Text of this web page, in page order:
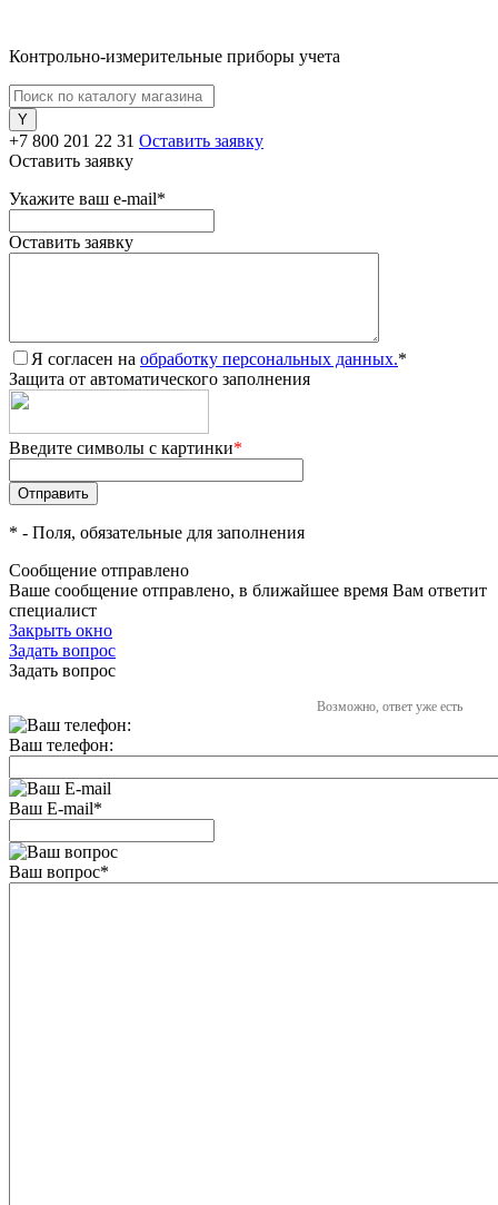
Контрольно-измерительные приборы учета
+7 800 201 22 31 Оставить заявку
Оставить заявку
Укажите ваш e-mail*
Оставить заявку
Я согласен на обработку персональных данных.*
Защита от автоматического заполнения
Введите символы с картинки*
* - Поля, обязательные для заполнения
Сообщение отправлено
Ваше сообщение отправлено, в ближайшее время Вам ответит
специалист
Закрыть окно
Задать вопрос
Задать вопрос
Возможно, ответ уже есть
Ваш телефон:
Ваш E-mail*
Ваш вопрос*